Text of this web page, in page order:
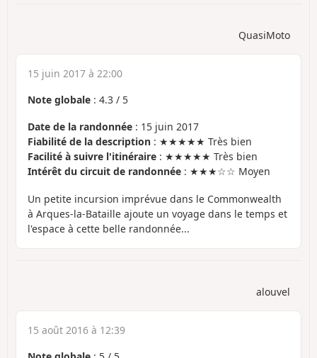
QuasiMoto
15 juin 2017 à 22:00
Note globale : 4.3 / 5
Date de la randonnée : 15 juin 2017
Fiabilité de la description : ★★★★★ Très bien
Facilité à suivre l'itinéraire : ★★★★★ Très bien
Intérêt du circuit de randonnée : ★★★☆☆ Moyen
Un petite incursion imprévue dans le Commonwealth
à Arques-la-Bataille ajoute un voyage dans le temps et
l'espace à cette belle randonnée...
alouvel
15 août 2016 à 12:39